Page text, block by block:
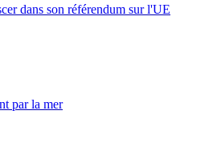
dans son référendum sur l'UE
par la mer